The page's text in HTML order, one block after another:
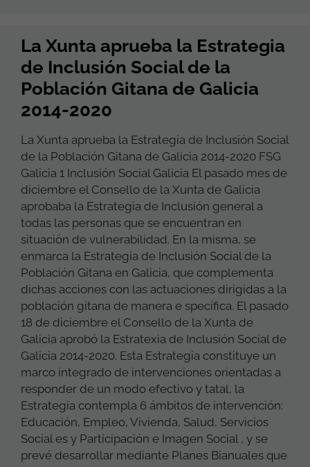
La Xunta aprueba la Estrategia
de Inclusión Social de la
Población Gitana de Galicia
2014-2020
La Xunta aprueba la Estrategia de Inclusión Social
de la Población Gitana de Galicia 2014-2020 FSG
Galicia 1 Inclusión Social Galicia El pasado mes de
diciembre el Consello de la Xunta de Galicia
aprobaba la Estrategia de Inclusión general a
todas las personas que se encuentran en
situación de vulnerabilidad. En la misma, se
enmarca la Estrategia de Inclusión Social de la
Población Gitana en Galicia, que complementa
dichas acciones con las actuaciones dirigidas a la
población gitana de manera e specífica. El pasado
18 de diciembre el Consello de la Xunta de
Galicia aprobó la Estratexia de Inclusión Social de
Galicia 2014-2020. Esta Estrategia constituye un
marco integrado de intervenciones orientadas a
responder de un modo efectivo y tatal, la
Estrategia contempla 6 ámbitos de intervención:
Educación, Empleo, Vivienda, Salud, Servicios
Social es y Participación e Imagen Social , y se
prevé desarrollar mediante Planes Bianuales que